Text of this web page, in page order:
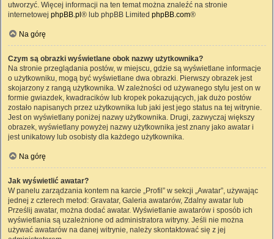
utworzyć. Więcej informacji na ten temat można znaleźć na stronie
internetowej phpBB.pl ® lub phpBB Limited phpBB.com®
Na górę
Czym są obrazki wyświetlane obok nazwy użytkownika?
Na stronie przeglądania postów, w miejscu, gdzie są wyświetlane informacje
o użytkowniku, mogą być wyświetlane dwa obrazki. Pierwszy obrazek jest
skojarzony z rangą użytkownika. W zależności od używanego stylu jest on w
formie gwiazdek, kwadracików lub kropek pokazujących, jak dużo postów
zostało napisanych przez użytkownika lub jaki jest jego status na tej witrynie.
Jest on wyświetlany poniżej nazwy użytkownika. Drugi, zazwyczaj większy
obrazek, wyświetlany powyżej nazwy użytkownika jest znany jako awatar i
jest unikatowy lub osobisty dla każdego użytkownika.
Na górę
Jak wyświetlić awatar?
W panelu zarządzania kontem na karcie „Profil” w sekcji „Awatar”, używając
jednej z czterech metod: Gravatar, Galeria awatarów, Zdalny awatar lub
Prześlij awatar, można dodać awatar. Wyświetlanie awatarów i sposób ich
wyświetlania są uzależnione od administratora witryny. Jeśli nie można
używać awatarów na danej witrynie, należy skontaktować się z jej